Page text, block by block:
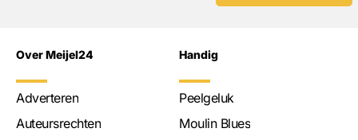
Over Meijel24
Adverteren
Auteursrechten
Handig
Peelgeluk
Moulin Blues